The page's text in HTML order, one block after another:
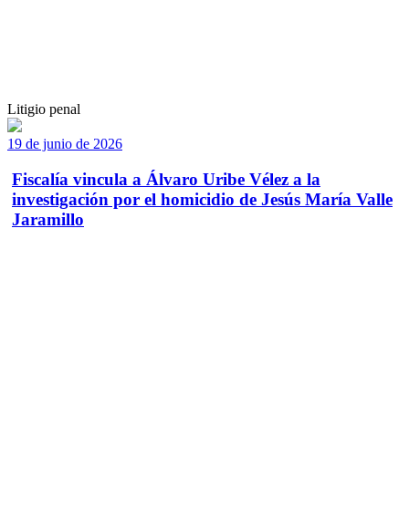
Litigio penal
19 de junio de 2026
Fiscalía vincula a Álvaro Uribe Vélez a la
investigación por el homicidio de Jesús María Valle
Jaramillo